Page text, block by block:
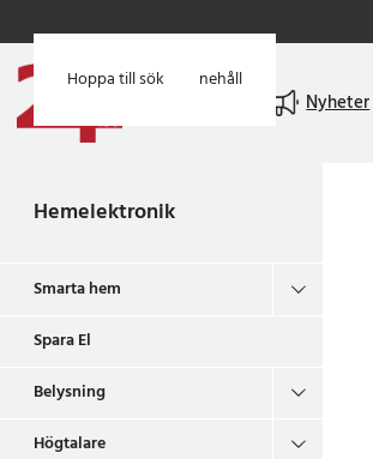
Hoppa till huvudinnehåll
Hoppa till sök
Nyheter
Hemelektronik
Smarta hem
Spara El
Belysning
Högtalare